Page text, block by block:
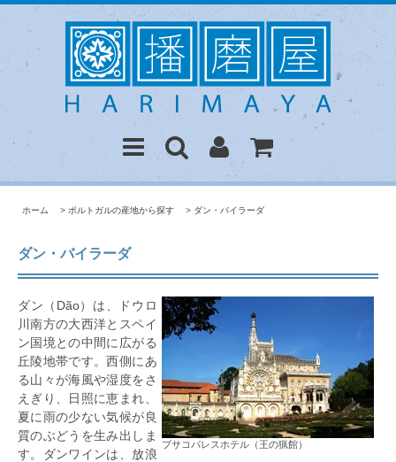
ホーム > ポルトガルの産地から探す > ダン・バイラーダ
ダン・バイラーダ
ブサコパレスホテル（王の猟館）
ダン（Dão）は、ドウロ
川南方の大西洋とスペイ
ン国境との中間に広がる
丘陵地帯です。西側にあ
る山々が海風や湿度をさ
えぎり、日照に恵まれ、
夏に雨の少ない気候が良
質のぶどうを生み出しま
す。ダンワインは、放浪